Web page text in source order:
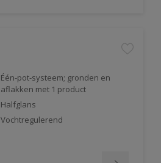
Één-pot-systeem; gronden en
aflakken met 1 product
Halfglans
Vochtregulerend